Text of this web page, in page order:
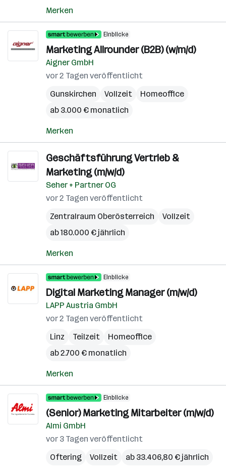
Merken
Einblicke
Marketing Allrounder (B2B) (w/m/d)
Aigner GmbH
vor 2 Tagen veröffentlicht
Gunskirchen
Vollzeit
Homeoffice
ab 3.000 € monatlich
Merken
Geschäftsführung Vertrieb &
Marketing (m/w/d)
Seher + Partner OG
vor 2 Tagen veröffentlicht
Zentralraum Oberösterreich
Vollzeit
ab 180.000 € jährlich
Merken
Einblicke
Digital Marketing Manager (m/w/d)
LAPP Austria GmbH
vor 2 Tagen veröffentlicht
Linz
Teilzeit
Homeoffice
ab 2.700 € monatlich
Merken
Einblicke
(Senior) Marketing Mitarbeiter (m/w/d)
Almi GmbH
vor 3 Tagen veröffentlicht
Oftering
Vollzeit ab 33.406,80 € jährlich